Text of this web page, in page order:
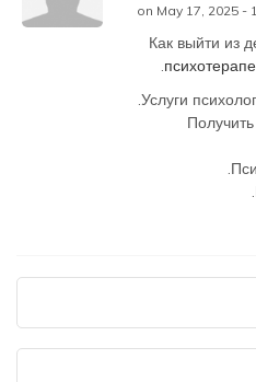
Как выйти из
Услуги